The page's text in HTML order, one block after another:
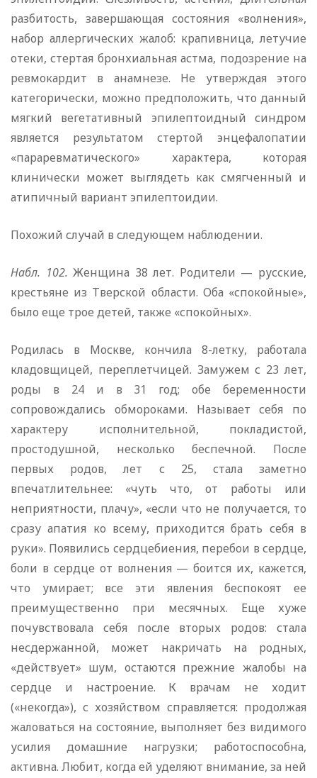
разбитость, завершающая состояния «волнения»,
набор аллергических жалоб: крапивница, летучие
отеки, стертая бронхиальная астма, подозрение на
ревмокардит в анамнезе. Не утверждая этого
категорически, можно предположить, что данный
мягкий вегетативный эпилептоидный синдром
является результатом стертой энцефалопатии
«параревматического» характера, которая
клинически может выглядеть как смягченный и
атипичный вариант эпилептоидии.
Похожий случай в следующем наблюдении.
Набл. 102.Женщина 38 лет. Родители — русские,
крестьяне из Тверской области. Оба «спокойные»,
было еще трое детей, также «спокойных».
Родилась в Москве, кончила 8-летку, работала
кладовщицей, переплетчицей. Замужем с 23 лет,
роды в 24 и в 31 год; обе беременности
сопровождались обмороками. Называет себя по
характеру исполнительной, покладистой,
простодушной, несколько беспечной. После
первых родов, лет с 25, стала заметно
впечатлительнее: «чуть что, от работы или
неприятности, плачу», «если что не получается, то
сразу апатия ко всему, приходится брать себя в
руки». Появились сердцебиения, перебои в сердце,
боли в сердце от волнения — боится их, кажется,
что умирает; все эти явления беспокоят ее
преимущественно при месячных. Еще хуже
почувствовала себя после вторых родов: стала
несдержанной, может накричать на родных,
«действует» шум, остаются прежние жалобы на
сердце и настроение. К врачам не ходит
(«некогда»), с хозяйством справляется: продолжая
жаловаться на состояние, выполняет без видимого
усилия домашние нагрузки; работоспособна,
активна. Любит, когда ей уделяют внимание, за ней